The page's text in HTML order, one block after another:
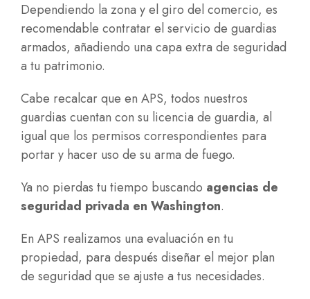
Dependiendo la zona y el giro del comercio, es
recomendable contratar el servicio de guardias
armados, añadiendo una capa extra de seguridad
a tu patrimonio.
Cabe recalcar que en APS, todos nuestros
guardias cuentan con su licencia de guardia, al
igual que los permisos correspondientes para
portar y hacer uso de su arma de fuego.
Ya no pierdas tu tiempo buscando agencias de
seguridad privada en Washington.
En APS realizamos una evaluación en tu
propiedad, para después diseñar el mejor plan
de seguridad que se ajuste a tus necesidades.